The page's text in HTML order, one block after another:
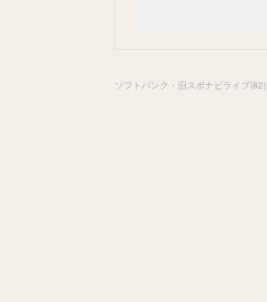
ソフトバンク・旧スポナビライブ(82)